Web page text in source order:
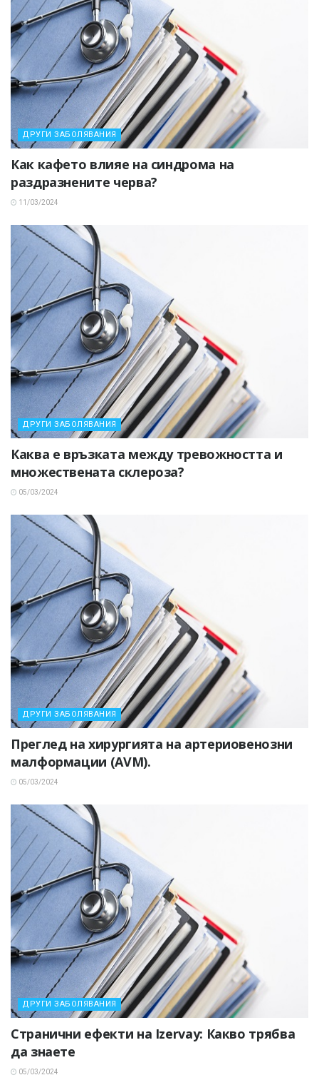
ДРУГИ ЗАБОЛЯВАНИЯ
Как кафето влияе на синдрома на
раздразнените черва?
11/03/2024
ДРУГИ ЗАБОЛЯВАНИЯ
Каква е връзката между тревожността и
множествената склероза?
05/03/2024
ДРУГИ ЗАБОЛЯВАНИЯ
Преглед на хирургията на артериовенозни
малформации (AVM).
05/03/2024
ДРУГИ ЗАБОЛЯВАНИЯ
Странични ефекти на Izervay: Какво трябва
да знаете
05/03/2024